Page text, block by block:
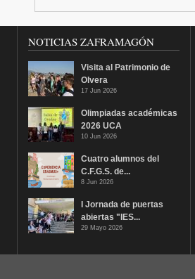
NOTICIAS ZAFRAMAGÓN
Visita al Patrimonio de
Olvera
17 Jun 2026
Olimpiadas académicas
2026 UCA
10 Jun 2026
Cuatro alumnos del
C.F.G.S. de...
8 Jun 2026
I Jornada de puertas
abiertas "IES...
29 Mayo 2026